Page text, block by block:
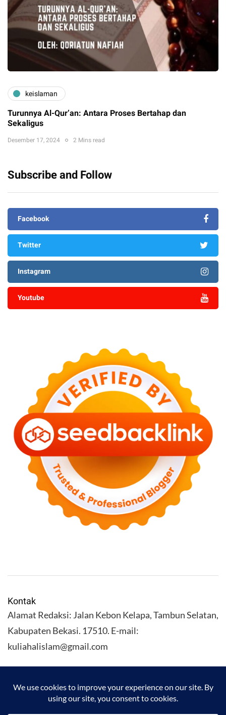
keislaman
Turunnya Al-Qur’an: Antara Proses Bertahap dan
Sekaligus
Desember 17, 2024 2 Mins read
Subscribe and Follow
Facebook
Twitter
Instagram
Youtube
Kontak
Alamat Redaksi: Jalan Kebon Kelapa, Tambun Selatan,
Kabupaten Bekasi. 17510. E-mail:
kuliahalislam@gmail.com